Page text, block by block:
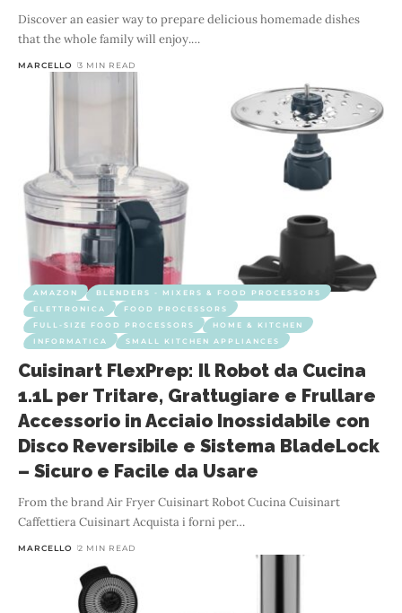
Discover an easier way to prepare delicious homemade dishes
that the whole family will enjoy.…
MARCELLO 3 MIN READ
AMAZON
BLENDERS - MIXERS & FOOD PROCESSORS
ELETTRONICA
FOOD PROCESSORS
FULL-SIZE FOOD PROCESSORS
HOME & KITCHEN
INFORMATICA
SMALL KITCHEN APPLIANCES
Cuisinart FlexPrep: Il Robot da Cucina
1.1L per Tritare, Grattugiare e Frullare
Accessorio in Acciaio Inossidabile con
Disco Reversibile e Sistema BladeLock
– Sicuro e Facile da Usare
From the brand Air Fryer Cuisinart Robot Cucina Cuisinart
Caffettiera Cuisinart Acquista i forni per…
MARCELLO 2 MIN READ